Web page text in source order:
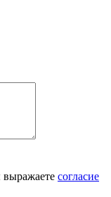
согласие